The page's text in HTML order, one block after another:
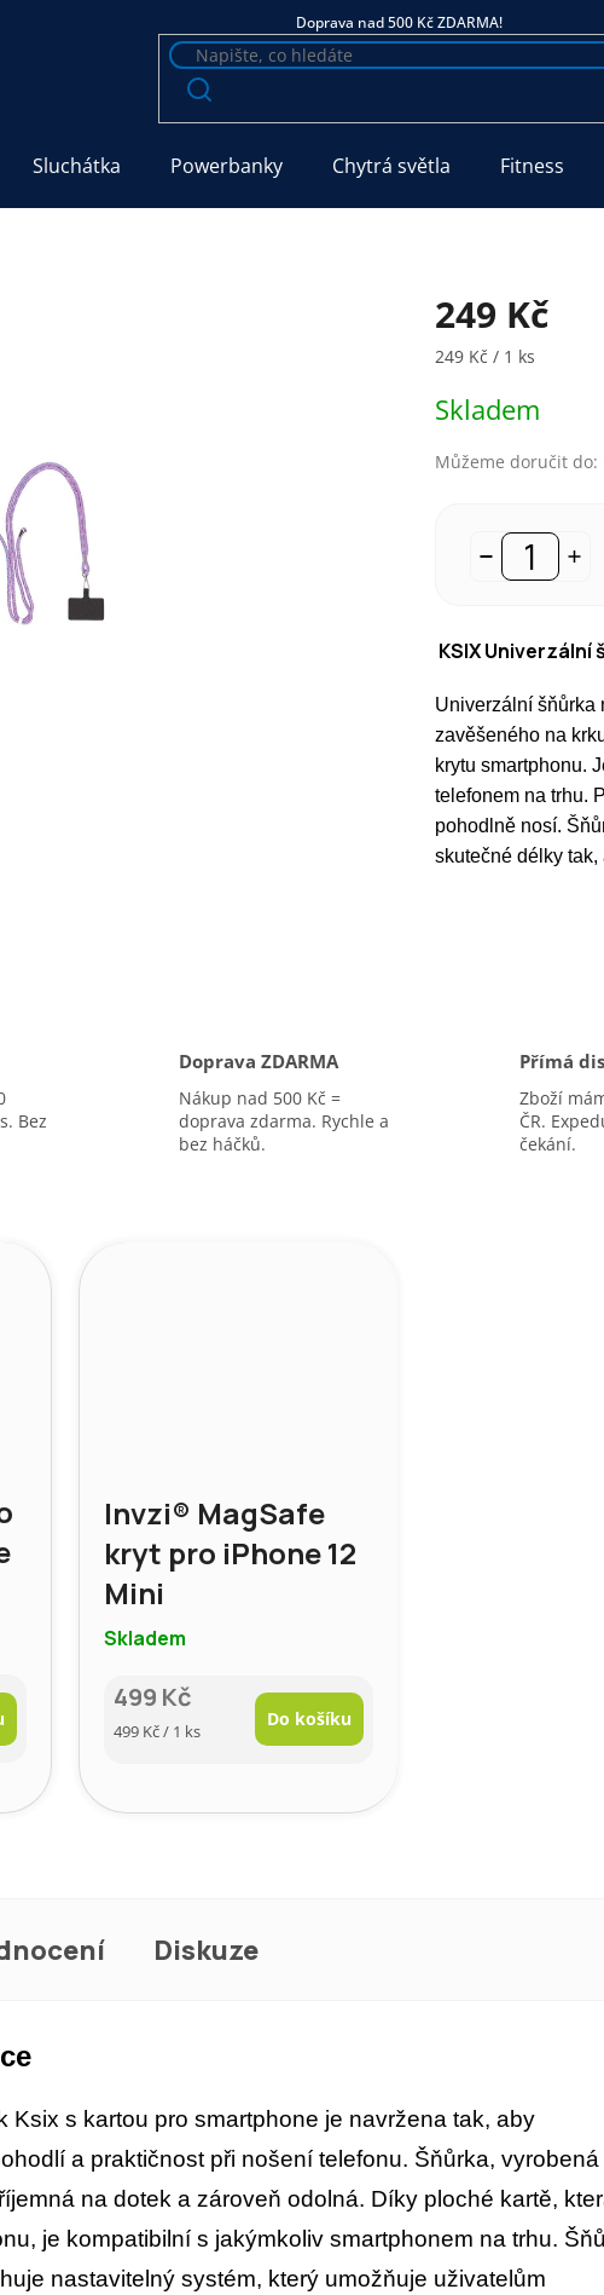
Doprava nad 500 Kč ZDARMA!
Sluchátka Powerbanky Chytrá světla Fitness
249 Kč
Měrná cena:
249 Kč / 1 ks
Skladem
Můžeme doručit do:
KSIX
Univerzální šňůrka
zavěšeného na
krytu smartphonu.
telefonem na trhu.
pohodlně nosí.
skutečné délky
Bez
Doprava ZDARMA
Nákup nad 500 Kč =
doprava zdarma. Rychle a
bez háčků.
Přímá
Zboží
ČR.
čekání.
Invzi® MagSafe
kryt pro iPhone 12
Mini
Skladem
499 Kč
Měrná
499 Kč / 1 ks
Do košíku
Diskuze
Ksix s kartou pro smartphone je navržena tak, aby
a praktičnost při nošení telefonu. Šňůrka, vyrobená
na dotek a zároveň odolná. Díky ploché kartě,
je kompatibilní s jakýmkoliv smartphonem na trhu.
nastavitelný systém, který umožňuje uživatelům